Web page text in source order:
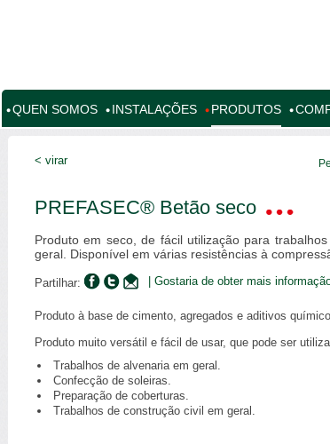
QUEN SOMOS INSTALAÇÕES PRODUTOS
< virar
PREFASEC® Betão seco
Produto em seco, de fácil utilização para
geral. Disponível em várias resistências à
Partilhar: | Gostaria de obter mais
Produto à base de cimento, agregados e aditivos
Produto muito versátil e fácil de usar, que pode ser
Trabalhos de alvenaria em geral.
Confecção de soleiras.
Preparação de coberturas.
Trabalhos de construção civil em geral.